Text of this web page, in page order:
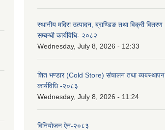
स्थानीय मदिरा उत्पादन, ब्राण्डिङ तथा विक्री वितरण
सम्बन्धी कार्यविधि- २०८२
Wednesday, July 8, 2026 - 12:33
शित भण्डार (Cold Store) संचालन तथा ब्यबस्थापन
कार्यविधि -२०८३
Wednesday, July 8, 2026 - 11:24
विनियोजन ऐन-२०८३